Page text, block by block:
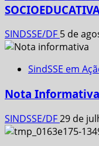
SINDSSE/DF 5 de
SindSSE em
Nota Informativa
SINDSSE/DF29 de